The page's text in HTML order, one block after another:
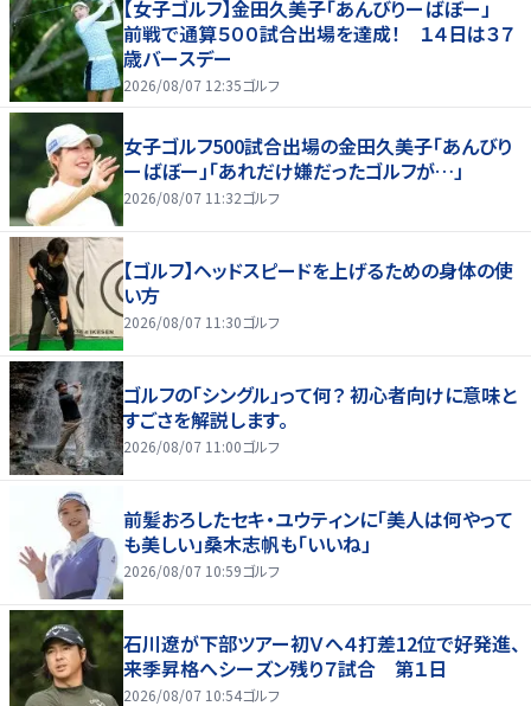
【女子ゴルフ】金田久美子「あんびりーばぼー」
前戦で通算５００試合出場を達成！ １４日は３７
歳バースデー
2026/08/07 12:35ゴルフ
女子ゴルフ500試合出場の金田久美子「あんびり
ーばぼー」「あれだけ嫌だったゴルフが…」
2026/08/07 11:32ゴルフ
【ゴルフ】ヘッドスピードを上げるための身体の使
い方
2026/08/07 11:30ゴルフ
ゴルフの「シングル」って何？ 初心者向けに意味と
すごさを解説します。
2026/08/07 11:00ゴルフ
前髪おろしたセキ・ユウティンに「美人は何やって
も美しい」桑木志帆も「いいね」
2026/08/07 10:59ゴルフ
石川遼が下部ツアー初Ｖへ４打差12位で好発進、
来季昇格へシーズン残り７試合 第１日
2026/08/07 10:54ゴルフ